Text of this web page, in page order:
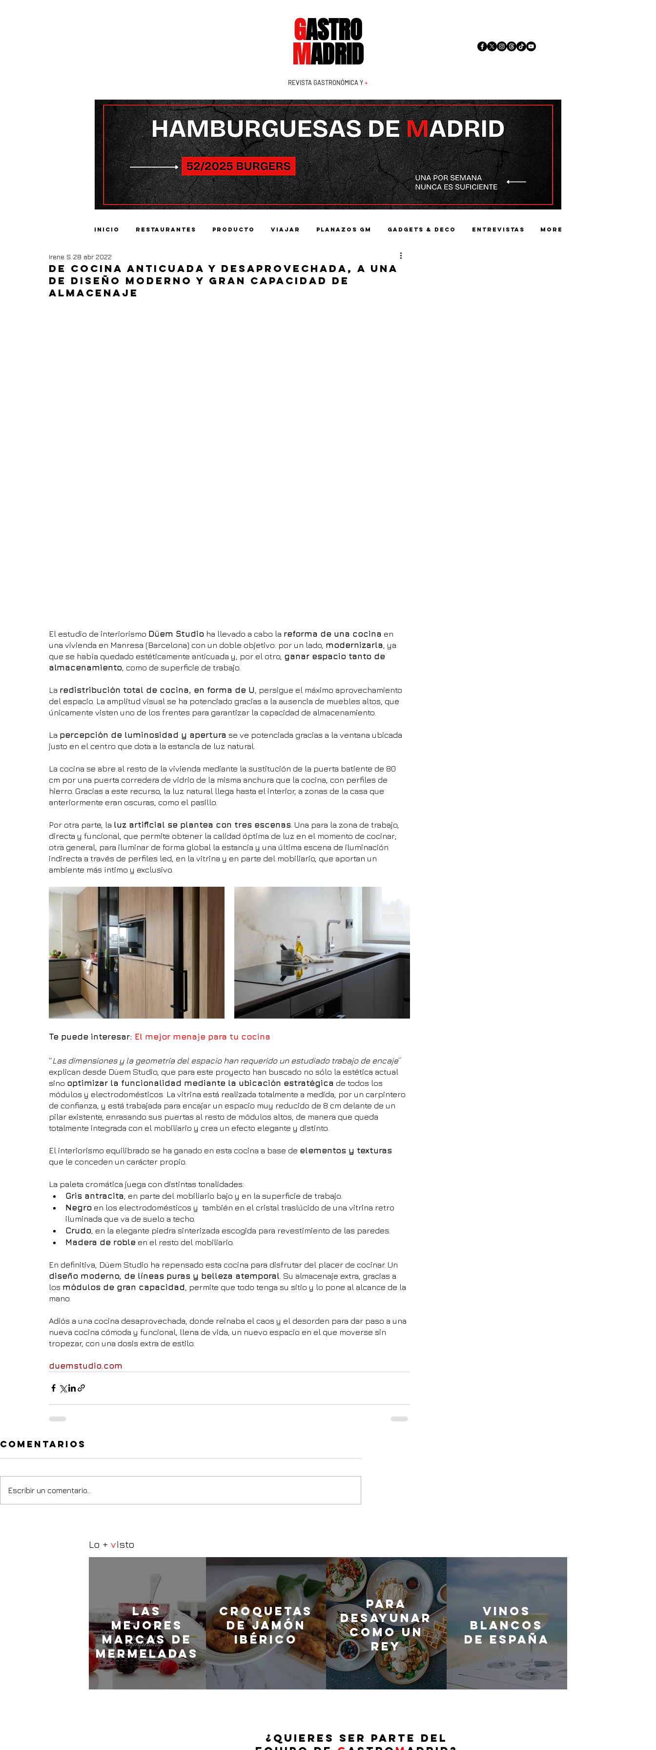
GASTRO
MADRID
REVISTA GASTRONÓMICA Y+
Inicio Restaurantes Producto Viajar Planazos GM Gadgets & Deco Entrevistas More
De cocina anticuada y desaprovechada, a una
de diseño moderno y gran capacidad de
almacenaje
Irene S. 28 abr 2022
El estudio de interiorismo Düem Studio ha llevado a cabo la reforma de una cocina en
una vivienda en Manresa (Barcelona) con un doble objetivo: por un lado, modernizarla , ya
que se había quedado estéticamente anticuada y, por el otro, ganar espacio tanto de
almacenamiento , como de superficie de trabajo.
La redistribución total de cocina, en forma de U , persigue el máximo aprovechamiento
del espacio. La amplitud visual se ha potenciado gracias a la ausencia de muebles altos, que
únicamente visten uno de los frentes para garantizar la capacidad de almacenamiento.
La percepción de luminosidad y apertura se ve potenciada gracias a la ventana ubicada
justo en el centro que dota a la estancia de luz natural.
La cocina se abre al resto de la vivienda mediante la sustitución de la puerta batiente de 80
cm por una puerta corredera de vidrio de la misma anchura que la cocina, con perfiles de
hierro. Gracias a este recurso, la luz natural llega hasta el interior, a zonas de la casa que
anteriormente eran oscuras, como el pasillo.
Por otra parte, la luz artificial se plantea con tres escenas . Una para la zona de trabajo,
directa y funcional, que permite obtener la calidad óptima de luz en el momento de cocinar;
otra general, para iluminar de forma global la estancia y una última escena de iluminación
indirecta a través de perfiles led, en la vitrina y en parte del mobiliario, que aportan un
ambiente más íntimo y exclusivo.
Te puede interesar: El mejor menaje para tu cocina
“Las dimensiones y la geometría del espacio han requerido un estudiado trabajo de encaje”
explican desde Düem Studio, que para este proyecto han buscado no sólo la estética actual
sino optimizar la funcionalidad mediante la ubicación estratégica de todos los
módulos y electrodomésticos. La vitrina está realizada totalmente a medida, por un carpintero
de confianza, y está trabajada para encajar un espacio muy reducido de 8 cm delante de un
pilar existente, enrasando sus puertas al resto de módulos altos, de manera que queda
totalmente integrada con el mobiliario y crea un efecto elegante y distinto.
El interiorismo equilibrado se ha ganado en esta cocina a base de elementos y texturas
que le conceden un carácter propio.
La paleta cromática juega con distintas tonalidades:
Gris antracita , en parte del mobiliario bajo y en la superficie de trabajo.
Negro en los electrodomésticos y  también en el cristal traslúcido de una vitrina retro
iluminada que va de suelo a techo.
Crudo , en la elegante piedra sinterizada escogida para revestimiento de las paredes.
Madera de roble en el resto del mobiliario.
En definitiva, Düem Studio ha repensado esta cocina para disfrutar del placer de cocinar. Un
diseño moderno, de líneas puras y belleza atemporal . Su almacenaje extra, gracias a
los módulos de gran capacidad , permite que todo tenga su sitio y lo pone al alcance de la
mano.
Adiós a una cocina desaprovechada, donde reinaba el caos y el desorden para dar paso a una
nueva cocina cómoda y funcional, llena de vida, un nuevo espacio en el que moverse sin
tropezar, con una dosis extra de estilo.
duemstudio.com
Comentarios
Escribir un comentario...
Lo + visto
LaS
MEJORES
marcas de
mermeladas
Croquetas
de jamón
ibérico
Para
desayunar
como un
rey
Vinos
blancos
de España
¿QUIERES SER PARTE DEL